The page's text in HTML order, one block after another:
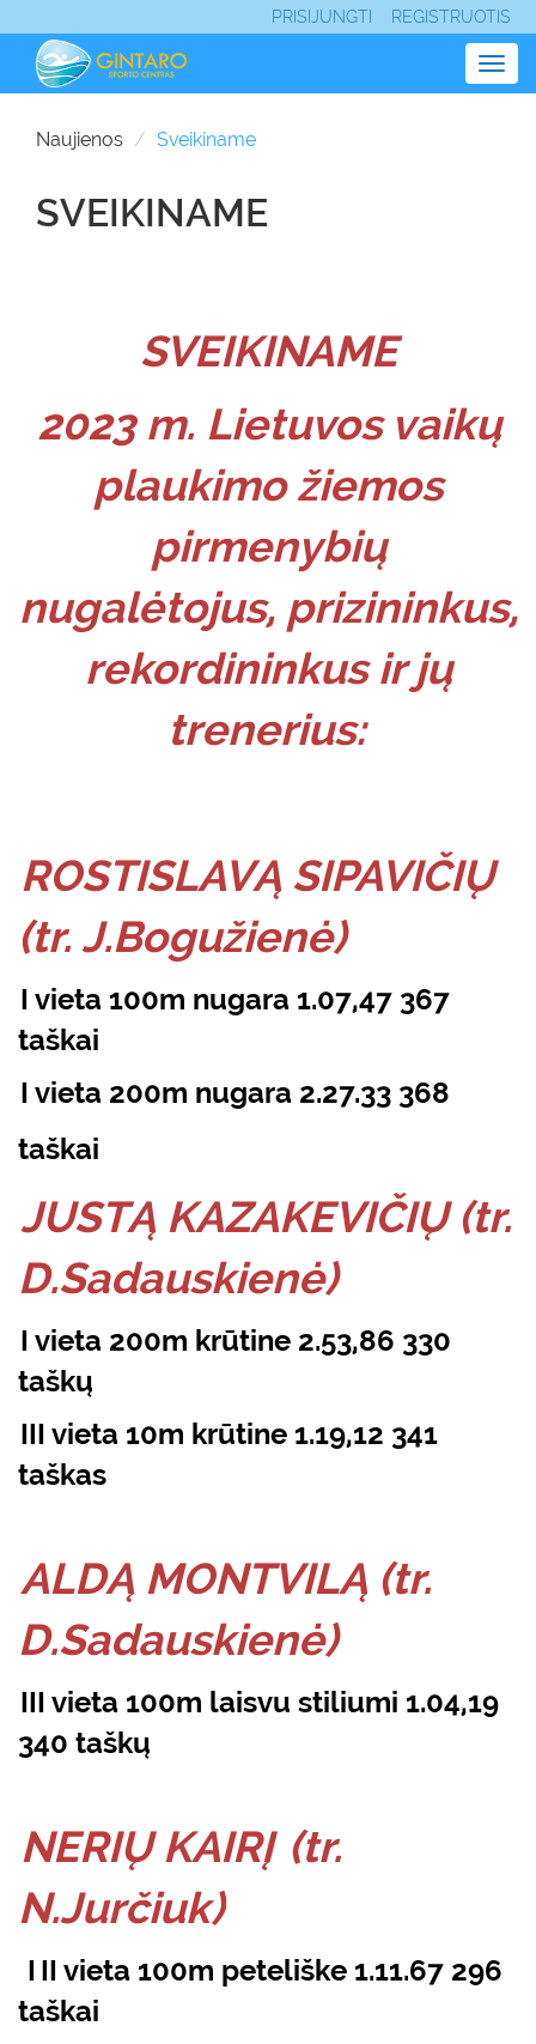
PRISIJUNGTI REGISTRUOTIS
Naujienos Sveikiname
SVEIKINAME
SVEIKINAME
2023 m. Lietuvos vaikų
plaukimo žiemos
pirmenybių
nugalėtojus, prizininkus,
rekordininkus ir jų
trenerius:
ROSTISLAVĄ SIPAVIČIŲ
(tr. J.Bogužienė)
I vieta 100m nugara 1.07,47 367
taškai
I vieta 200m nugara 2.27.33 368
taškai
JUSTĄ KAZAKEVIČIŲ (tr.
D.Sadauskienė)
I vieta 200m krūtine 2.53,86 330
taškų
III vieta 10m krūtine 1.19,12 341
taškas
ALDĄ MONTVILĄ (tr.
D.Sadauskienė)
III vieta 100m laisvu stiliumi 1.04,19
340 taškų
NERIŲ KAIRĮ (tr.
N.Jurčiuk)
I II vieta 100m peteliške 1.11.67 296
taškai